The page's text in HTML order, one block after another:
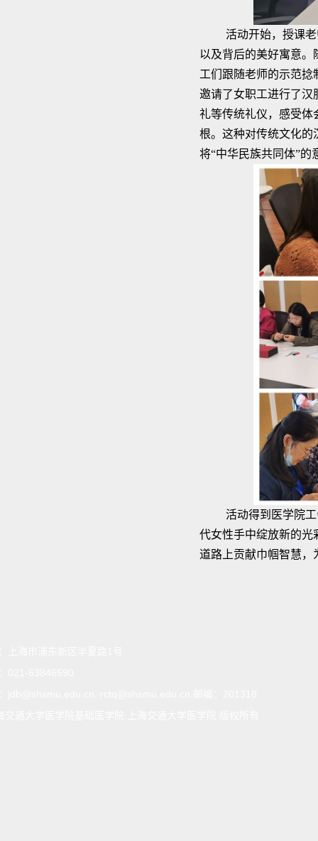
活动开始，授课
以及背后的美好寓意
工们跟随老师的示范
邀请了女职工进行了汉
礼等传统礼仪，感受体
根。这种对传统文化的
将“中华民族共同体”的
活动得到医学院
代女性手中绽放新的光
道路上贡献巾帼智慧，